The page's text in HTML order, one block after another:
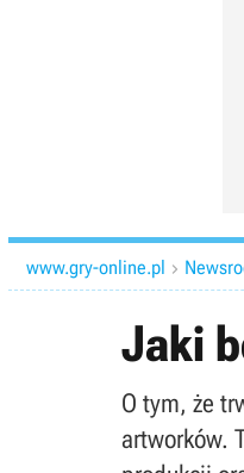
www.gry-online.pl 
Jaki
O tym, że
artworków.